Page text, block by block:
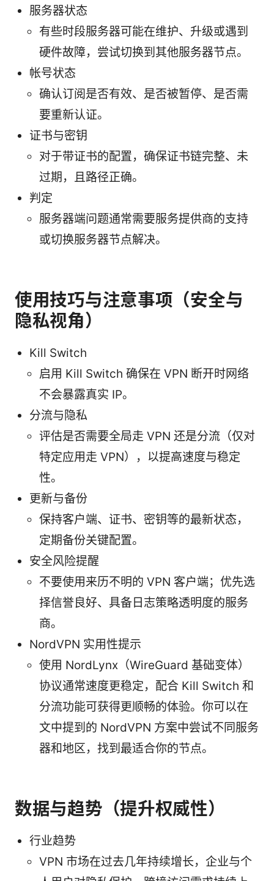
服务器状态
有些时段服务器可能在维护、升级或遇到
硬件故障，尝试切换到其他服务器节点。
帐号状态
确认订阅是否有效、是否被暂停、是否需
要重新认证。
证书与密钥
对于带证书的配置，确保证书链完整、未
过期，且路径正确。
判定
服务器端问题通常需要服务提供商的支持
或切换服务器节点解决。
使用技巧与注意事项（安全与
隐私视角）
Kill Switch
启用 Kill Switch 确保在 VPN 断开时网络
不会暴露真实 IP。
分流与隐私
评估是否需要全局走 VPN 还是分流（仅对
特定应用走 VPN），以提高速度与稳定
性。
更新与备份
保持客户端、证书、密钥等的最新状态，
定期备份关键配置。
安全风险提醒
不要使用来历不明的 VPN 客户端；优先选
择信誉良好、具备日志策略透明度的服务
商。
NordVPN 实用性提示
使用 NordLynx（WireGuard 基础变体）
协议通常速度更稳定，配合 Kill Switch 和
分流功能可获得更顺畅的体验。你可以在
文中提到的 NordVPN 方案中尝试不同服务
器和地区，找到最适合你的节点。
数据与趋势（提升权威性）
行业趋势
VPN 市场在过去几年持续增长，企业与个